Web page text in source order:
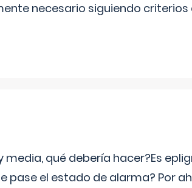
necesario siguiendo
qué debería hacer?Es
pase el estado de alarma? Por